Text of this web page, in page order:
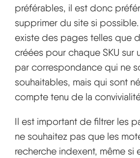
préférables, il est donc
supprimer du site si
existe des pages telles que
créées pour chaque SKU sur
par correspondance qui ne
souhaitables, mais qui sont
compte tenu de la
Il est important de filtrer les
ne souhaitez pas que les
recherche indexent, même si